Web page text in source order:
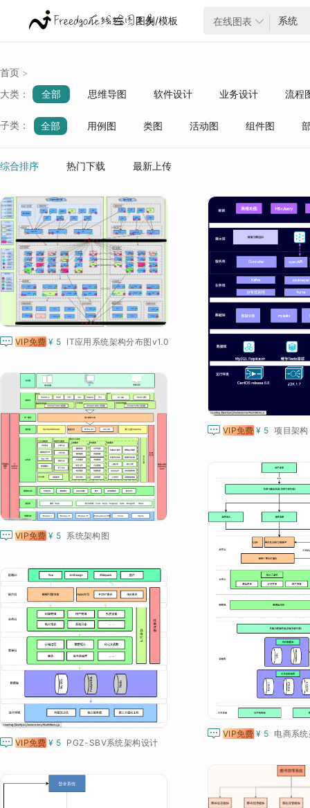
 图例/模板 在线图表 
首页 >
大类： 全部 思维导图 软件设计 业务设计
流程
云架构
质量管理
子类： 全部 用例图 类图 活动图 组件图
前端开发 数据结构与算法
综合排序 热门下载 最新上传
 VIP免费 ¥ 5 IT应用系统架构分布图v1.0
 VIP免费 ¥ 5
 VIP免费 ¥ 5 系统架构图
 VIP免费 ¥ 5 电商系
 VIP免费 ¥ 5 PGZ-SBV系统架构设计